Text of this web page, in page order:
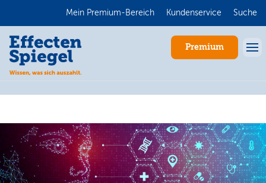
Mein Premium-Bereich Kundenservice Suche
Premium